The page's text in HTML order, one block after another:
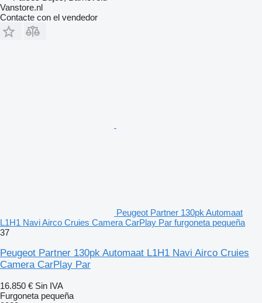
Vanstore.nl
Contacte con el vendedor
Peugeot Partner 130pk Automaat
L1H1 Navi Airco Cruies Camera CarPlay Par furgoneta pequeña
37
Peugeot Partner 130pk Automaat L1H1 Navi Airco Cruies
Camera CarPlay Par
16.850 € Sin IVA
Furgoneta pequeña